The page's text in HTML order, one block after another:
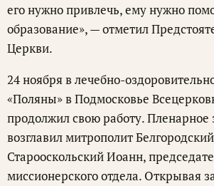
его нужно привлечь, ему нужно
образование», — отметил
Церкви.
24 ноября в лечебно-
«Поляны» в Подмосковье
продолжил свою работу. Пленарное
возглавил митрополит
Старооскольский Иоанн,
миссионерского отдела. Открывая